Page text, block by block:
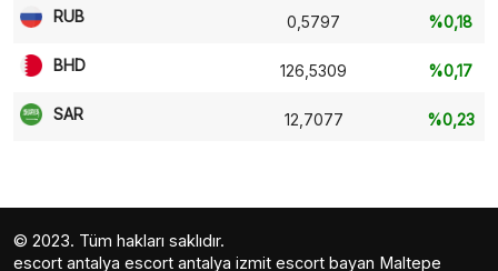
RUB 0,5797 %0,18
BHD 126,5309 %0,17
SAR 12,7077 %0,23
© 2023. Tüm hakları saklıdır.
escort antalya escort antalya izmit escort bayan Maltepe